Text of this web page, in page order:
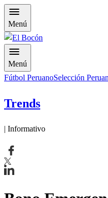
Menú
Menú
Fútbol PeruanoSelección
Trends
| Informativo